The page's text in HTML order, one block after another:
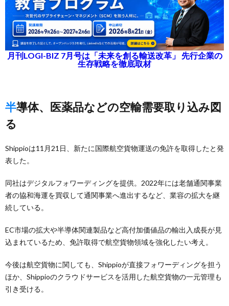
月刊LOGI-BIZ 7月号は「未来を創る輸送改革」 先行企業の
生存戦略を徹底取材
半導体、医薬品などの空輸需要取り込み図
る
Shippioは11月21日、新たに国際航空貨物運送の免許を取得したと発
表した。
同社はデジタルフォワーディングを提供。2022年には老舗通関事業
者の協和海運を買収して通関事業へ進出するなど、業容の拡大を継
続している。
EC市場の拡大や半導体関連製品など高付加価値品の輸出入成長が見
込まれているため、免許取得で航空貨物領域を強化したい考え。
今後は航空貨物に関しても、Shippioが直接フォワーディングを担う
ほか、Shippioのクラウドサービスを活用した航空貨物の一元管理も
引き受ける。